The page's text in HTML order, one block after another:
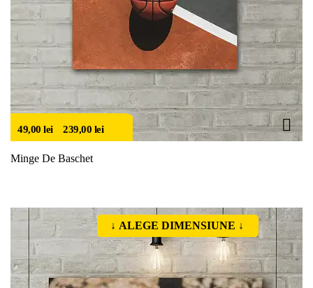
49,00 lei– 239,00 lei
Minge De Baschet